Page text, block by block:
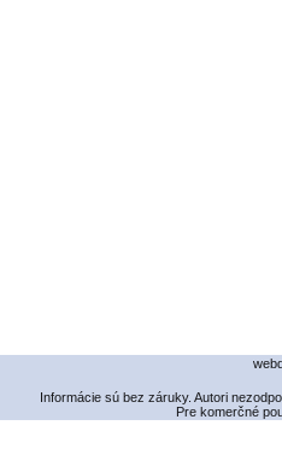
Informácie sú bez záruky. Autori
Pre komerčné